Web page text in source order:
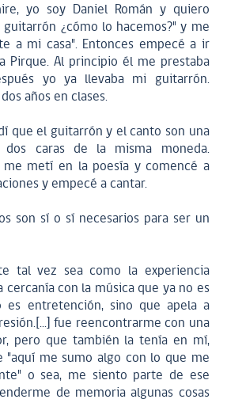
yo soy Daniel Román y quiero
¿cómo lo hacemos?" y me
a mi casa". Entonces empecé a ir
Pirque. Al principio él me prestaba
yo ya llevaba mi guitarrón.
años en clases.
que el guitarrón y el canto son una
caras de la misma moneda.
me metí en la poesía y comencé a
y empecé a cantar.
son sí o sí necesarios para ser un
tal vez sea como la experiencia
cercanía con la música que ya no es
es entretención, sino que apela a
fue reencontrarme con una
pero que también la tenía en mí,
"aquí me sumo algo con lo que me
o sea, me siento parte de ese
de memoria algunas cosas